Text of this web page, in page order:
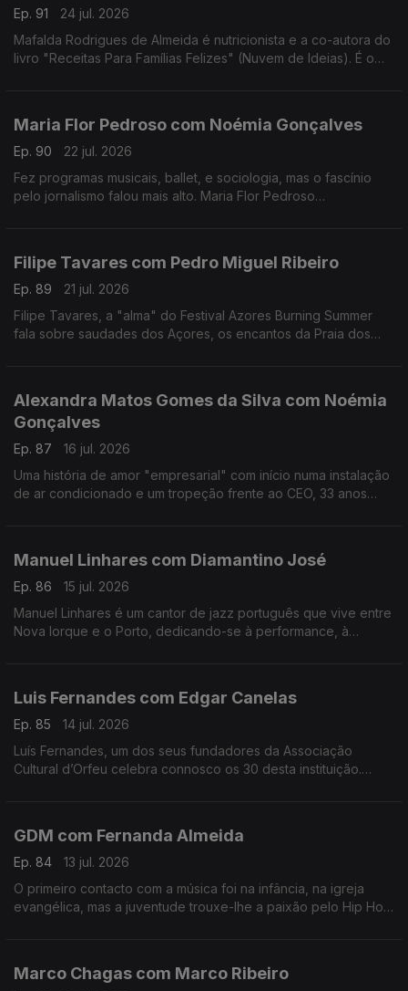
Ep. 91
24 jul. 2026
Mafalda Rodrigues de Almeida é nutricionista e a co-autora do
livro "Receitas Para Famílias Felizes" (Nuvem de Ideias). É o
Maria Flor Pedroso com Noémia Gonçalves
Ep. 90
22 jul. 2026
Fez programas musicais, ballet, e sociologia, mas o fascínio
pelo jornalismo falou mais alto. Maria Flor Pedroso
Filipe Tavares com Pedro Miguel Ribeiro
Ep. 89
21 jul. 2026
Filipe Tavares, a "alma" do Festival Azores Burning Summer
fala sobre saudades dos Açores, os encantos da Praia dos
Alexandra Matos Gomes da Silva com Noémia
Gonçalves
Ep. 87
16 jul. 2026
Uma história de amor "empresarial" com início numa instalação
de ar condicionado e um tropeção frente ao CEO, 33 anos
Manuel Linhares com Diamantino José
Ep. 86
15 jul. 2026
Manuel Linhares é um cantor de jazz português que vive entre
Nova Iorque e o Porto, dedicando-se à performance, à
Luis Fernandes com Edgar Canelas
Ep. 85
14 jul. 2026
Luís Fernandes, um dos seus fundadores da Associação
Cultural d’Orfeu celebra connosco os 30 desta instituição.
GDM com Fernanda Almeida
Ep. 84
13 jul. 2026
O primeiro contacto com a música foi na infância, na igreja
evangélica, mas a juventude trouxe-lhe a paixão pelo Hip Hop
Marco Chagas com Marco Ribeiro